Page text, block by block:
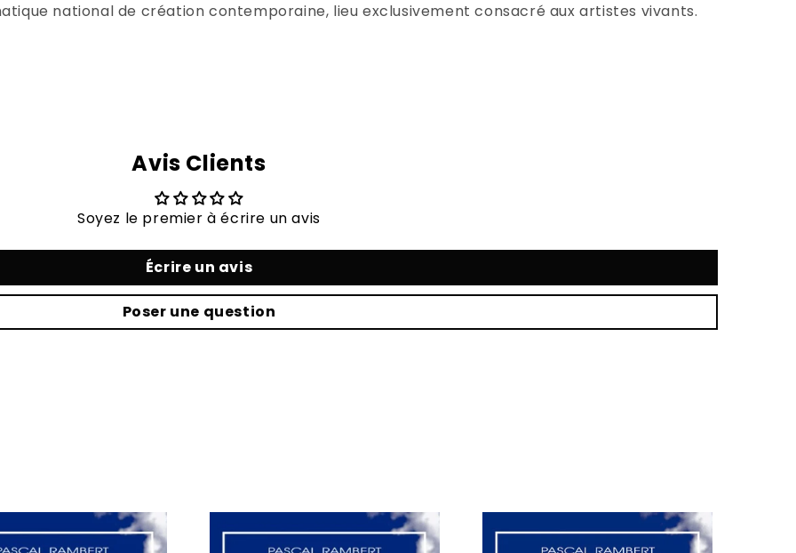
national de création contemporaine, lieu exclusivement consacré aux artistes vivants.
Avis Clients
Soyez le premier à écrire un avis
Écrire un avis
Poser une question